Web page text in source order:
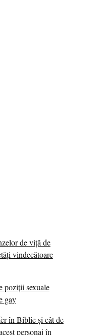
de viță de
vindecătoare
poziții sexuale
gay
în Biblie și cât de
personaj în